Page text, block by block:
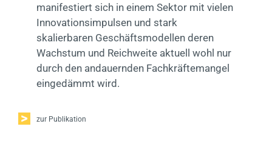
manifestiert sich in einem Sektor mit vielen
Innovationsimpulsen und stark
skalierbaren Geschäftsmodellen deren
Wachstum und Reichweite aktuell wohl nur
durch den andauernden Fachkräftemangel
eingedämmt wird.
zur Publikation